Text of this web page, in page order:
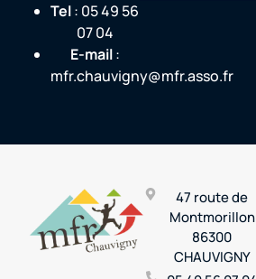
Tel: 05 49 56
07 04
E-mail:
mfr.chauvigny@mfr.asso.fr
47 route de
Montmorillon
86300
CHAUVIGNY